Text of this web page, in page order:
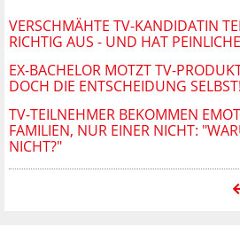
VERSCHMÄHTE TV-KANDIDATIN
RICHTIG AUS - UND HAT
EX-BACHELOR MOTZT TV-
DOCH DIE ENTSCHEIDUNG
TV-TEILNEHMER BEKOMMEN
FAMILIEN, NUR EINER NICHT:
NICHT?"